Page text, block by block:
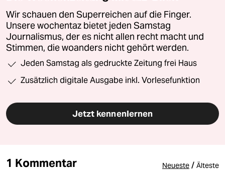
Wir schauen den Superreichen auf die Finger.
Unsere wochentaz bietet jeden Samstag
Journalismus, der es nicht allen recht macht und
Stimmen, die woanders nicht gehört werden.
Jeden Samstag als gedruckte Zeitung frei Haus
Zusätzlich digitale Ausgabe inkl. Vorlesefunktion
Jetzt kennenlernen
1 Kommentar Neueste / Älteste